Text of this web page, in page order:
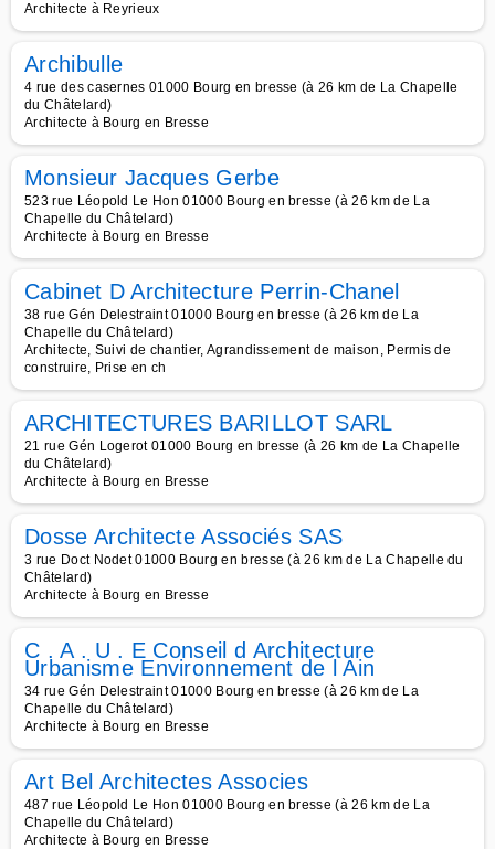
Architecte à Reyrieux
Archibulle
4 rue des casernes 01000 Bourg en bresse (à 26 km de La Chapelle
du Châtelard)
Architecte à Bourg en Bresse
Monsieur Jacques Gerbe
523 rue Léopold Le Hon 01000 Bourg en bresse (à 26 km de La
Chapelle du Châtelard)
Architecte à Bourg en Bresse
Cabinet D Architecture Perrin-Chanel
38 rue Gén Delestraint 01000 Bourg en bresse (à 26 km de La
Chapelle du Châtelard)
Architecte, Suivi de chantier, Agrandissement de maison, Permis de
construire, Prise en ch
ARCHITECTURES BARILLOT SARL
21 rue Gén Logerot 01000 Bourg en bresse (à 26 km de La Chapelle
du Châtelard)
Architecte à Bourg en Bresse
Dosse Architecte Associés SAS
3 rue Doct Nodet 01000 Bourg en bresse (à 26 km de La Chapelle du
Châtelard)
Architecte à Bourg en Bresse
C . A . U . E Conseil d Architecture
Urbanisme Environnement de l Ain
34 rue Gén Delestraint 01000 Bourg en bresse (à 26 km de La
Chapelle du Châtelard)
Architecte à Bourg en Bresse
Art Bel Architectes Associes
487 rue Léopold Le Hon 01000 Bourg en bresse (à 26 km de La
Chapelle du Châtelard)
Architecte à Bourg en Bresse